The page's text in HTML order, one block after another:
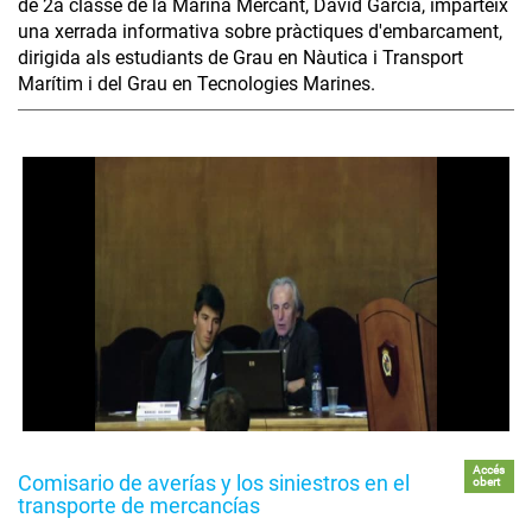
de 2a classe de la Marina Mercant, David García, imparteix
una xerrada informativa sobre pràctiques d'embarcament,
dirigida als estudiants de Grau en Nàutica i Transport
Marítim i del Grau en Tecnologies Marines.
Comisario de averías y los siniestros en el
transporte de mercancías
Accés
obert